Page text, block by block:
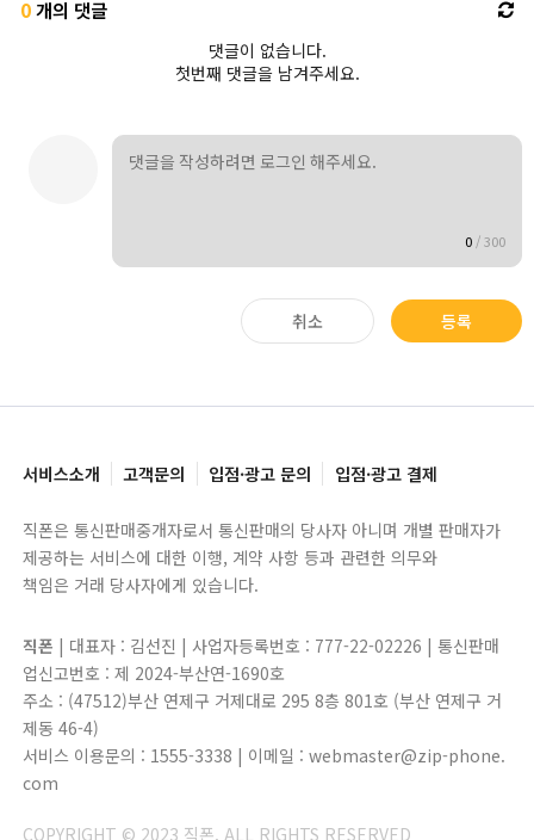
0개의 댓글
댓글이 없습니다.
첫번째 댓글을 남겨주세요.
0/300
취소 등록
서비스소개 고객문의 입점·광고 문의 입점·광고 결제
직폰은 통신판매중개자로서 통신판매의 당사자 아니며 개별 판매자가
제공하는 서비스에 대한 이행, 계약 사항 등과 관련한 의무와
책임은 거래 당사자에게 있습니다.
직폰 | 대표자 : 김선진 | 사업자등록번호 : 777-22-02226 | 통신판매
업신고번호 : 제 2024-부산연-1690호
주소 : (47512)부산 연제구 거제대로 295 8층 801호 (부산 연제구 거
제동 46-4)
서비스 이용문의 : 1555-3338 | 이메일 : webmaster@zip-phone.
com
COPYRIGHT © 2023 직폰. ALL RIGHTS RESERVED